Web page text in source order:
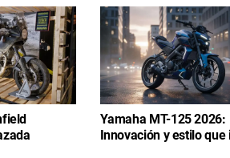
Yamaha MT-125 2026:
Innovación y estilo